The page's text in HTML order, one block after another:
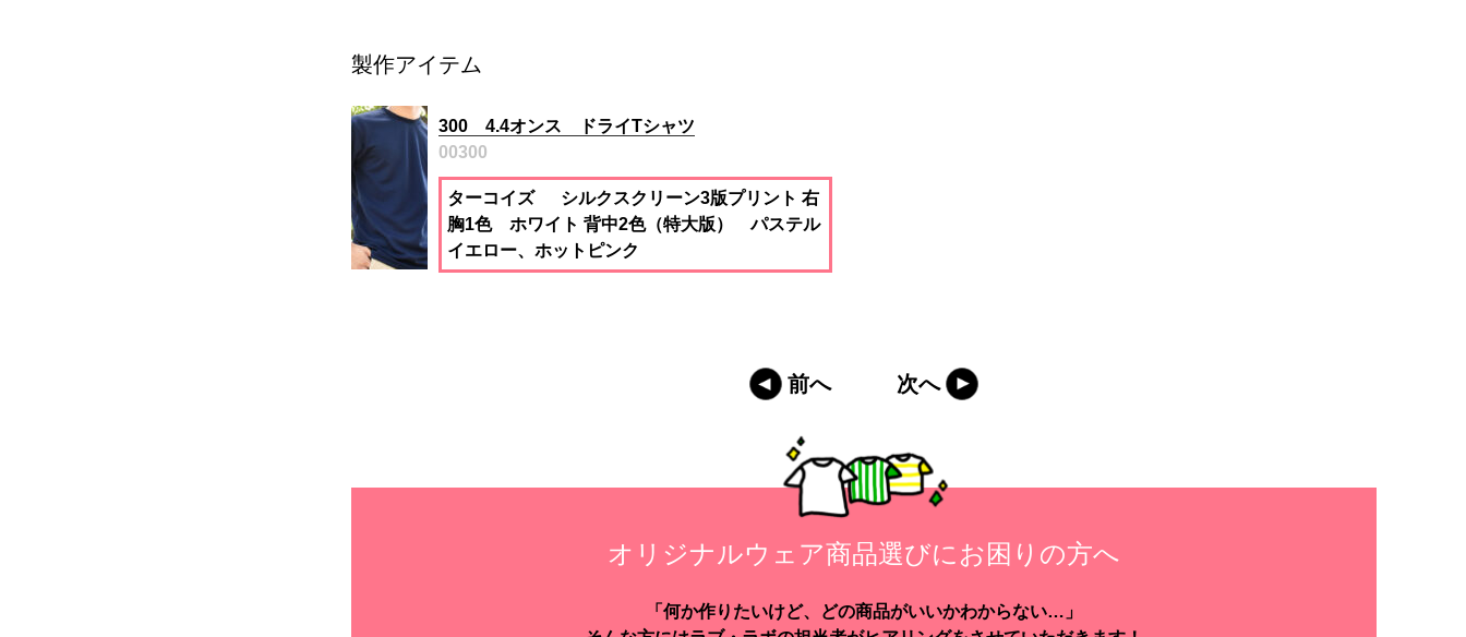
製作アイテム
300 4.4オンス ドライTシャツ
00300
ターコイズ シルクスクリーン3版プリント 右
胸1色 ホワイト 背中2色（特大版） パステル
イエロー、ホットピンク
前へ 次へ
オリジナルウェア商品選びにお困りの方へ
「何か作りたいけど、どの商品がいいかわからない…」